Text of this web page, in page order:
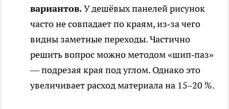
вариантов.У дешёвых панелей рисунок
часто не совпадает по краям, из‑за чего
видны заметные переходы. Частично
решить вопрос можно методом «шип‑паз»
— подрезая края под углом. Однако это
увеличивает расход материала на 15–20 %.